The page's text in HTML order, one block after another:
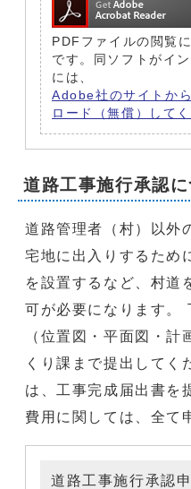
PDFファイルの閲覧
です。同ソフトがイ
には、
Adobe社のサイトか
ロード（無償）してく
道路工事施行承認
道路管理者（村）以外
宅地に出入りするため
を設置するなど、村道
可が必要になります。
（位置図・平面図・
くり課まで提出してく
は、工事完成届出書を
費用に関しては、全て
道路工事施行承認